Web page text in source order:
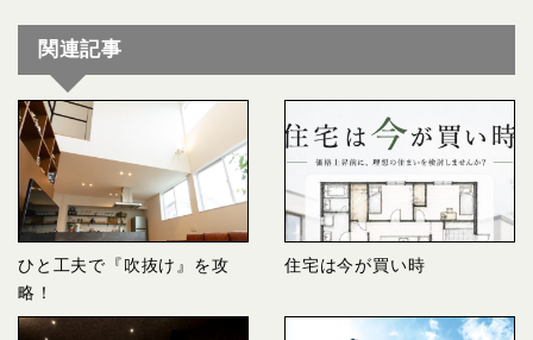
関連記事
ひと工夫で『吹抜け』を攻
略！
住宅は今が買い時